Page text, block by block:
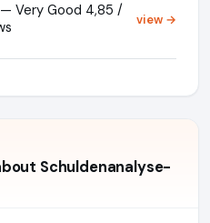
— Very Good 4,85 /
view →
Schuldenanalyse-